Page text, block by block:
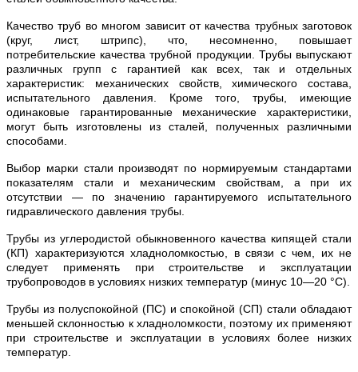
Качество труб во многом зависит от качества трубных заготовок
(круг, лист, штрипс), что, несомненно, повышает
потребительские качества трубной продукции. Трубы выпускают
различных групп с гарантией как всех, так и отдельных
характеристик: механических свойств, химического состава,
испытательного давления. Кроме того, трубы, имеющие
одинаковые гарантированные механические характеристики,
могут быть изготовлены из сталей, полученных различными
способами.
Выбор марки стали производят по нормируемым стандартами
показателям стали и механическим свойствам, а при их
отсутствии — по значению гарантируемого испытательного
гидравлического давления трубы.
Трубы из углеродистой обыкновенного качества кипящей стали
(КП) характеризуются хладноломкостью, в связи с чем, их не
следует применять при строительстве и эксплуатации
трубопроводов в условиях низких температур (минус 10—20 °С).
Трубы из полуспокойной (ПС) и спокойной (СП) стали обладают
меньшей склонностью к хладноломкости, поэтому их применяют
при строительстве и эксплуатации в условиях более низких
температур.